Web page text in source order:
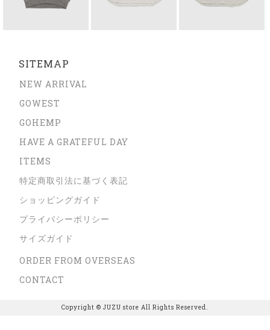
SITEMAP
NEW ARRIVAL
GOWEST
GOHEMP
HAVE A GRATEFUL DAY
ITEMS
特定商取引法に基づく表記
ショッピングガイド
プライバシーポリシー
サイズガイド
ORDER FROM OVERSEAS
CONTACT
Copyright © JUZU store All Rights Reserved.